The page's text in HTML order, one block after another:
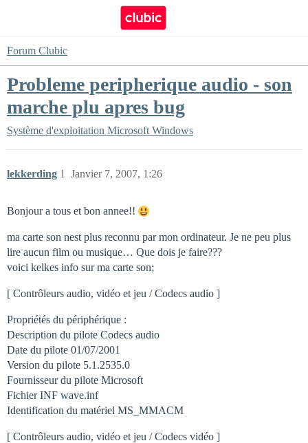
Forum Clubic
Probleme peripherique audio - son
marche plu apres bug
Système d'exploitation Microsoft Windows
lekkerding Janvier 7, 2007, 1:26
1
Bonjour a tous et bon annee!!
ma carte son nest plus reconnu par mon ordinateur. Je ne peu plus
lire aucun film ou musique… Que dois je faire???
voici kelkes info sur ma carte son;
[ Contrôleurs audio, vidéo et jeu / Codecs audio ]
Propriétés du périphérique :
Description du pilote Codecs audio
Date du pilote 01/07/2001
Version du pilote 5.1.2535.0
Fournisseur du pilote Microsoft
Fichier INF wave.inf
Identification du matériel MS_MMACM
[ Contrôleurs audio, vidéo et jeu / Codecs vidéo ]